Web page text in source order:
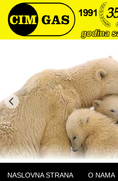
NASLOVNA STRANA O NAMA